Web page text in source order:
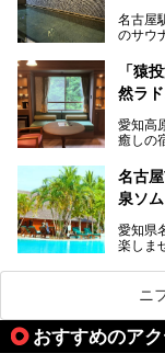
くある
お好
名古屋
のサウ
「名
にす
今回は
さっそ
「猿
然ラ
愛知高
癒しの
天然ラ
室、地
ご紹介
名古
泉ソ
愛知県
楽しま
ムリエ
名古
行こう
ぜひこ
ニ
おすすめのア